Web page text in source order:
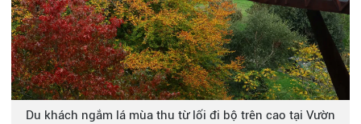
Du khách ngắm lá mùa thu từ lối đi bộ trên cao tại Vườn